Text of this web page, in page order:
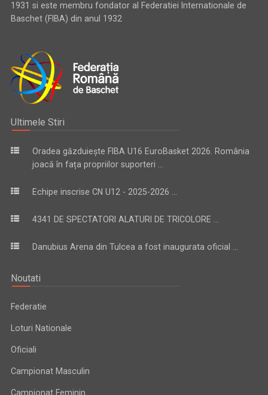
1931 si este membru fondator al Federatiei Internationale de
Baschet (FIBA) din anul 1932
Ultimele Stiri
Oradea găzduiește FIBA U16 EuroBasket 2026. România
joacă în fața propriilor suporteri ...
Echipe inscrise CN U12 - 2025-2026 ...
4341 DE SPECTATORI ALATURI DE TRICOLORE ...
Danubius Arena din Tulcea a fost inaugurata oficial ...
Noutati
Federatie
Loturi Nationale
Oficiali
Campionat Masculin
Campionat Feminin